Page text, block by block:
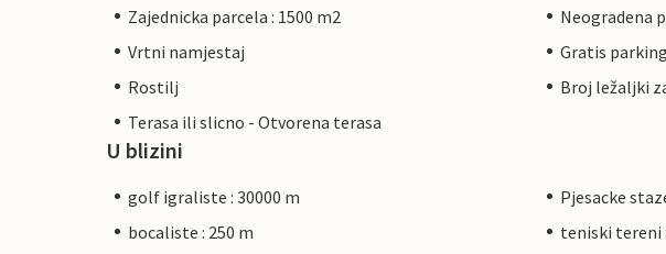
Zajednicka parcela : 1500 m2
Neogradena
Vrtni namjestaj
Gratis
Rostilj
Broj ležaljki
Terasa ili slicno - Otvorena terasa
U blizini
golf igraliste : 30000 m
Pjesacke
bocaliste : 250 m
teniski tereni